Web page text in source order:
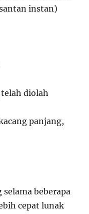
instan)
diolah
panjang,
beberapa
cepat lunak